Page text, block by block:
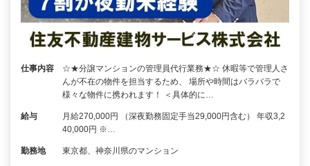
仕事内容
☆★分譲マンションの管理員代行業務★☆ 休暇等で管理人さ
んが不在の物件を担当するため、 場所や時間はバラバラで
様々な物件に携われます！ ＜具体的に…
給与
月給270,000円 （深夜勤務固定手当29,000円含む） 年収3,2
40,000円 ※…
勤務地 東京都、神奈川県のマンション